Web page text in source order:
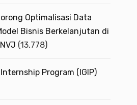
Optimalisasi Data
Bisnis Berkelanjutan di
(13,778)
Program (IGIP)